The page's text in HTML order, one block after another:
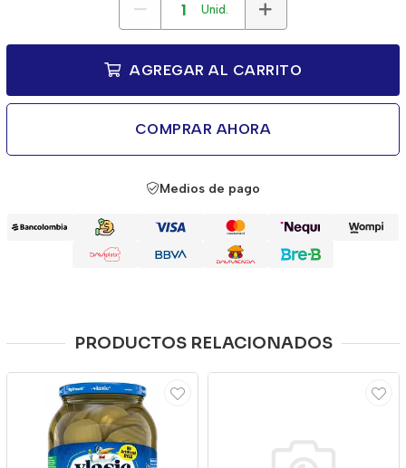
Unid.
AGREGAR AL CARRITO
COMPRAR AHORA
Medios de pago
PRODUCTOS RELACIONADOS